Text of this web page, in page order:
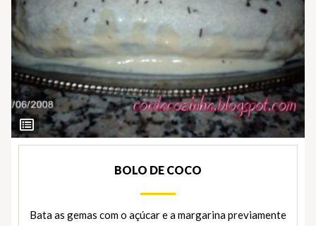
Ver
Ingredientes
BOLO DE COCO
Bata as gemas com o açúcar e a margarina previamente